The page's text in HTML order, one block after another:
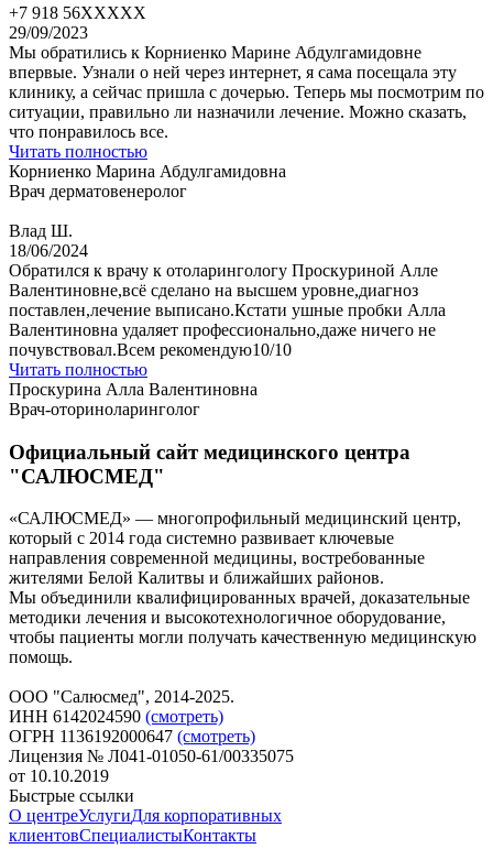
+7 918 56XXXXX
29/09/2023
Мы обратились к Корниенко Марине Абдулгамидовне
впервые. Узнали о ней через интернет, я сама посещала эту
клинику, а сейчас пришла с дочерью. Теперь мы посмотрим по
ситуации, правильно ли назначили лечение. Можно сказать,
что понравилось все.
Читать полностью
Корниенко Марина Абдулгамидовна
Врач дерматовенеролог
Влад Ш.
18/06/2024
Обратился к врачу к отоларингологу Проскуриной Алле
Валентиновне,всё сделано на высшем уровне,диагноз
поставлен,лечение выписано.Кстати ушные пробки Алла
Валентиновна удаляет профессионально,даже ничего не
почувствовал.Всем рекомендую10/10
Читать полностью
Проскурина Алла Валентиновна
Врач-оториноларинголог
Официальный сайт медицинского центра
"САЛЮСМЕД"
«САЛЮСМЕД» — многопрофильный медицинский центр,
который с 2014 года системно развивает ключевые
направления современной медицины, востребованные
жителями Белой Калитвы и ближайших районов.
Мы объединили квалифицированных врачей, доказательные
методики лечения и высокотехнологичное оборудование,
чтобы пациенты могли получать качественную медицинскую
помощь.
ООО "Салюсмед", 2014-2025.
ИНН 6142024590 (смотреть)
ОГРН 1136192000647 (смотреть)
Лицензия № Л041-01050-61/00335075
от 10.10.2019
Быстрые ссылки
О центреУслугиДля корпоративных
клиентовСпециалистыКонтакты